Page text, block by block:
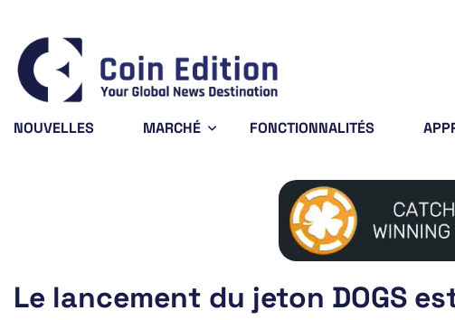
Bitcoin $64,611.16
BTC
NOUVELLES MARCHÉ FONCTIONNALITÉS
Le lancement du jeton DOGS